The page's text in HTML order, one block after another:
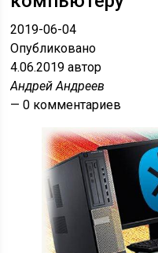
2019-06-04
Опубликовано
4.06.2019автор
Андрей Андреев
— 0 комментариев